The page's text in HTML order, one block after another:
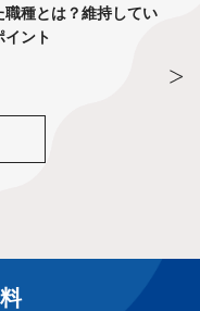
種とは？維持してい
イント